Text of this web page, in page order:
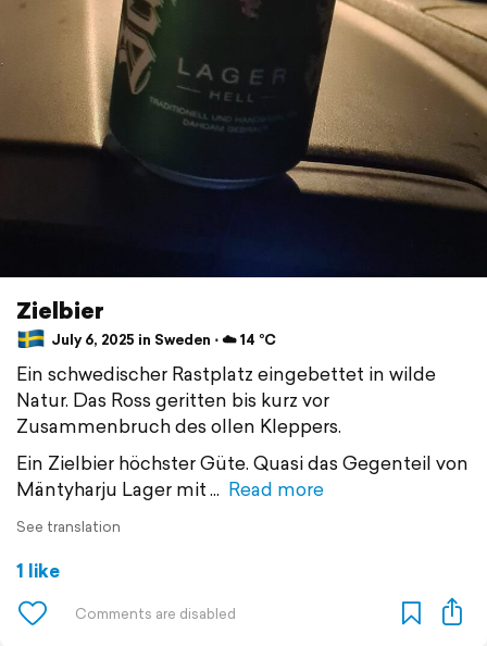
Zielbier
July 6, 2025 in Sweden ⋅ ☁️ 14 °C
Ein schwedischer Rastplatz eingebettet in wilde
Natur. Das Ross geritten bis kurz vor
Zusammenbruch des ollen Kleppers.
Ein Zielbier höchster Güte. Quasi das Gegenteil von
Mäntyharju Lager mit
Read more
See translation
1 like